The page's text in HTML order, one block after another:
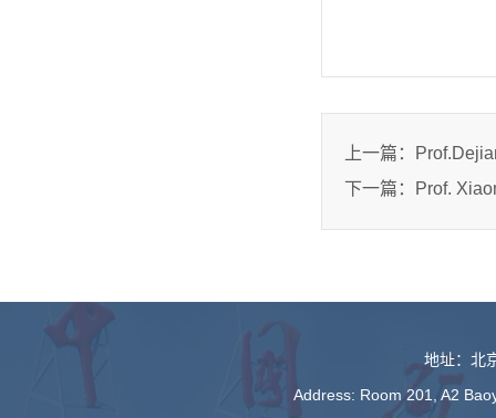
上一篇：
下一篇：
Prof.
地址：北
Address: Room 201, A2